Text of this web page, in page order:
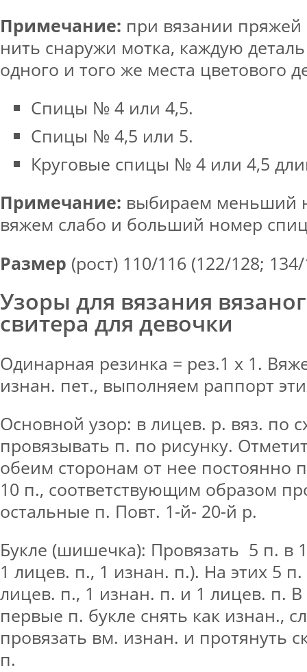
Примечание: при вязании пряжей
нить снаружи мотка, каждую
одного и того же места цветового
Спицы № 4 или 4,5.
Спицы № 4,5 или 5.
Круговые спицы № 4 или 4,5
Примечание: выбираем меньший
вяжем слабо и больший номер
Размер (рост) 110/116 (122/128;
Узоры для вязания
свитера для девочки
Одинарная резинка = рез.1 х 1.
изнан. пет., выполняем раппорт
Основной узор: в лицев. р. вяз. по
провязывать п. по рисунку.
обеим сторонам от нее постоянно
10 п., соответствующим образом
остальные п. Повт. 1-й- 20-й р.
Букле (шишечка): Провязать 5 п. в
1 лицев. п., 1 изнан. п.). На этих 5
лицев. п., 1 изнан. п. и 1 лицев. п.
первые п. букле снять как изнан.,
провязать вм. изнан. и протянуть
п.